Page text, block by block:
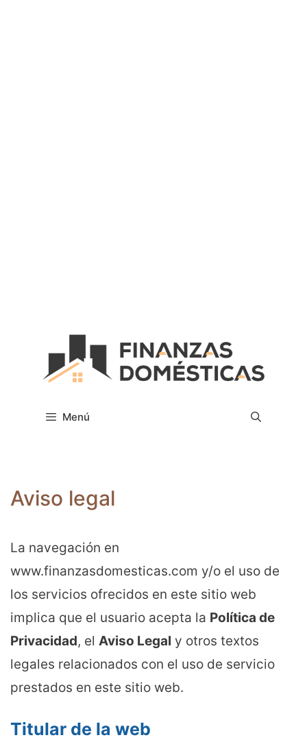
contenido
Menú
Aviso legal
La navegación en
www.finanzasdomesticas.com y/o el uso de
los servicios ofrecidos en este sitio web
implica que el usuario acepta la Política de
Privacidad, el Aviso Legal y otros textos
legales relacionados con el uso de servicio
prestados en este sitio web.
Titular de la web